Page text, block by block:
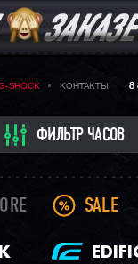
SHOCK КОНТАКТЫ 8
ФИЛЬТР ЧАСОВ
SALE